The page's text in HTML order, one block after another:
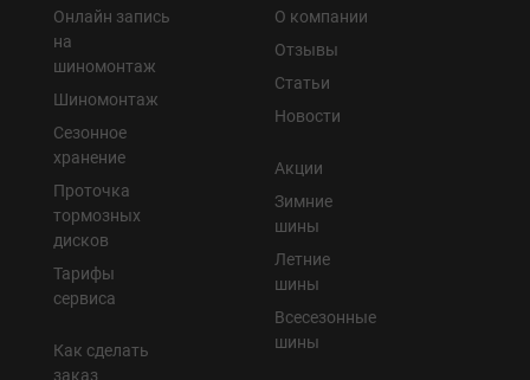
Онлайн запись
на
шиномонтаж
Шиномонтаж
Сезонное
хранение
Проточка
тормозных
дисков
Тарифы
сервиса
Как сделать
заказ
О компании
Отзывы
Статьи
Новости
Акции
Зимние
шины
Летние
шины
Всесезонные
шины